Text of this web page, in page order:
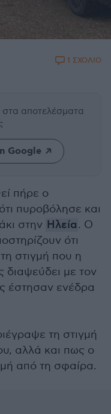
1 ΣΧΟΛΙΟ
στα αποτελέσματα
Google
πήρε ο
πυροβόλησε και
στην Ηλεία. Ο
ότι
στιγμή που η
διαψεύδει με τον
έστησαν ενέδρα
τη στιγμή
αλλά και πως ο
από τη σφαίρα.